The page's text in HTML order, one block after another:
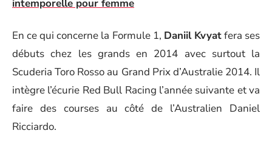
intemporelle pour femme
En ce qui concerne la Formule 1, Daniil Kvyatfera ses
débuts chez les grands en 2014 avec surtout la
Scuderia Toro Rosso au Grand Prix d’Australie 2014. Il
intègre l’écurie Red Bull Racing l’année suivante et va
faire des courses au côté de l’Australien Daniel
Ricciardo.